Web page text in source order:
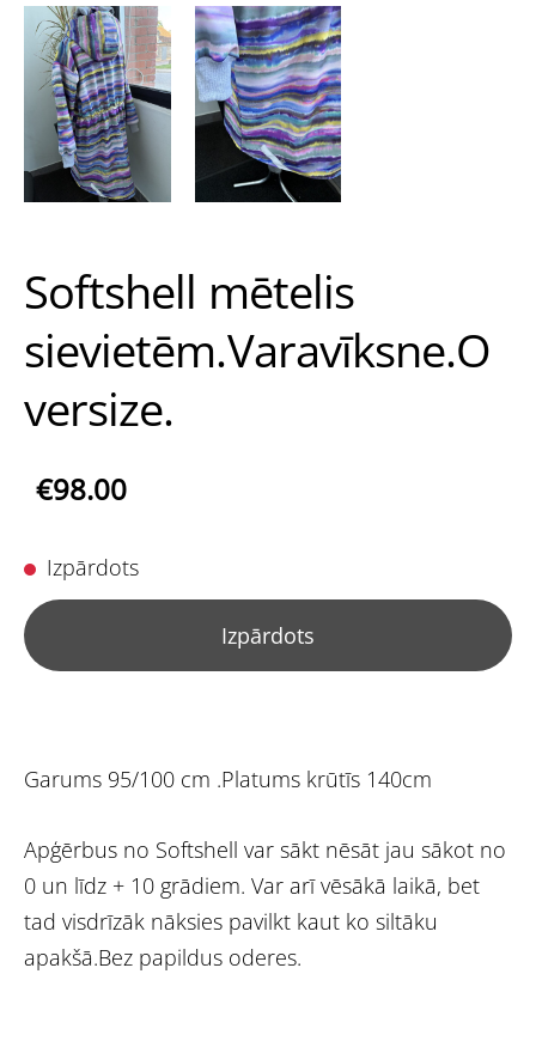
Softshell mētelis
sievietēm.Varavīksne.O
versize.
€98.00
Izpārdots
Izpārdots
Garums 95/100 cm .Platums krūtīs 140cm
Apģērbus no Softshell var sākt nēsāt jau sākot no
0 un līdz + 10 grādiem. Var arī vēsākā laikā, bet
tad visdrīzāk nāksies pavilkt kaut ko siltāku
apakšā.Bez papildus oderes.